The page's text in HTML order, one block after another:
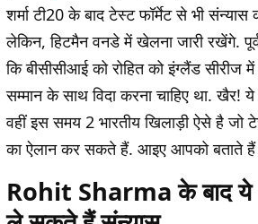
शर्मा टी20 के बाद टेस्ट फॉर्मेट से भी
लेकिन, हिटमैन वनडे में खेलना जारी रखेंगे.
कि बीसीसीआई को रोहित को इंग्लैंड
सम्मान के साथ विदा करना चाहिए था. खैर!
वहीं इस समय 2 भारतीय खिलाड़ी ऐसे है जो
का ऐलान कर सकते हैं. आइए आपको बताते हैं
Rohit Sharma के बाद ये